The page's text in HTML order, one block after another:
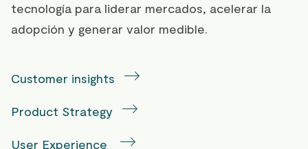
tecnología para liderar mercados, acelerar la
adopción y generar valor medible.
Customer insights
Product Strategy
User Experience